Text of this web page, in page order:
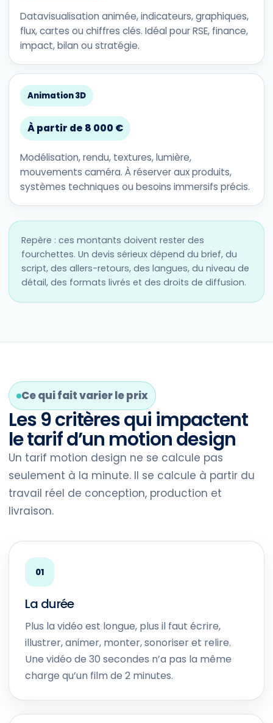
Datavisualisation animée, indicateurs, graphiques,
flux, cartes ou chiffres clés. Idéal pour RSE, finance,
impact, bilan ou stratégie.
Animation 3D
À partir de 8 000 €
Modélisation, rendu, textures, lumière,
mouvements caméra. À réserver aux produits,
systèmes techniques ou besoins immersifs précis.
Repère : ces montants doivent rester des
fourchettes. Un devis sérieux dépend du brief, du
script, des allers-retours, des langues, du niveau de
détail, des formats livrés et des droits de diffusion.
Ce qui fait varier le prix
Les 9 critères qui impactent
le tarif d’un motion design
Un tarif motion design ne se calcule pas
seulement à la minute. Il se calcule à partir du
travail réel de conception, production et
livraison.
01
La durée
Plus la vidéo est longue, plus il faut écrire,
illustrer, animer, monter, sonoriser et relire.
Une vidéo de 30 secondes n’a pas la même
charge qu’un film de 2 minutes.